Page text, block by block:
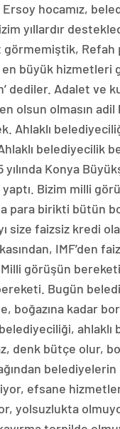
hocamız,
yıllardır
görmemiştik, Refah
büyük hizmetleri
dediler. Adalet ve
olsun olmasın
Ahlaklı
belediyecilik
yılında Konya
Bizim milli
para birikti bütün
size faizsiz kredi
IMF’den
görüşün
Bugün
boğazına kadar
ahlaklı
denk bütçe olur,
belediyelerin
efsane hizmetler
yolsuzlukta